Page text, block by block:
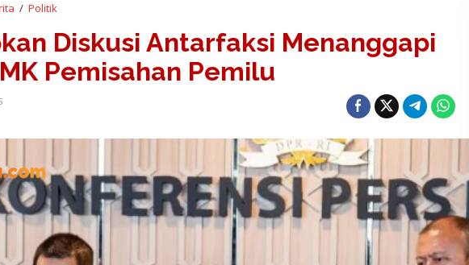
/ Politik
R
S
i
a
D
i
s
k
u
s
Diskusi Antarfaksi Menanggapi
Pemisahan Pemilu